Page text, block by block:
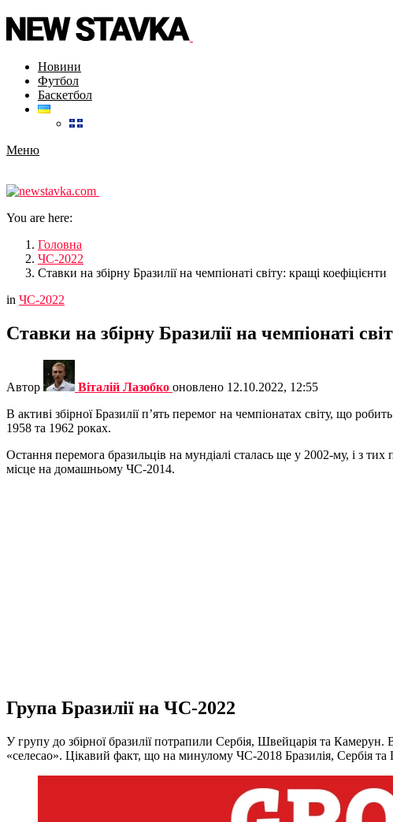
Новини
Футбол
Баскетбол
Меню
You are here:
Головна
ЧС-2022
Ставки на збірну Бразилії на чемпіонаті світу: кращі коефіцієнти
in ЧС-2022
Ставки на збірну Бразилії на чемпіонаті
Автор Віталій Лазобко оновлено 12.10.2022, 12:55
В активі збірної Бразилії п’ять перемог на чемпіонатах світу, що
1958 та 1962 роках.
Остання перемога бразильців на мундіалі сталась ще у 2002-му, і з
місце на домашньому ЧС-2014.
Група Бразилії на ЧС-2022
У групу до збірної бразилії потрапили Сербія, Швейцарія та
«селесао». Цікавий факт, що на минулому ЧС-2018 Бразилія, Сербія